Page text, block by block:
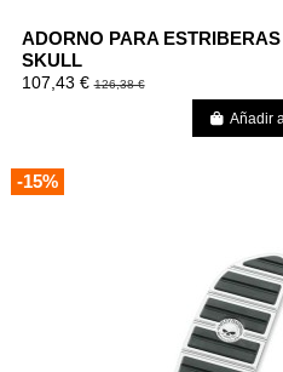
ADORNO PARA
SKULL
107,43 €126,38 €
Añadir
-15%